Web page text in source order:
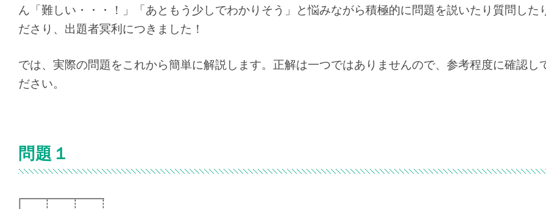
ん「難しい・・・！」「あともう少しでわかりそう」と悩みながら積極的に問題を説いたり質問した
ださり、出題者冥利につきました！
では、実際の問題をこれから簡単に解説します。正解は一つではありませんので、参考程度に確認し
ださい。
問題１